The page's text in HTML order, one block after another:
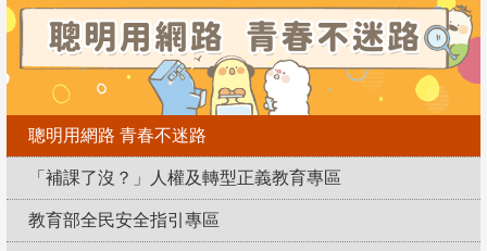
聰明用網路 青春不迷路
「補課了沒？」人權及轉型正義教育專區
教育部全民安全指引專區